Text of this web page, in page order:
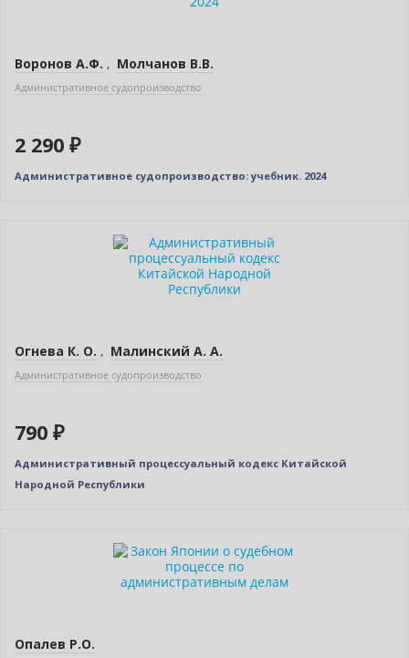
Воронов А.Ф. , Молчанов В.В.
Административное судопроизводство
2 290 ₽
Административное судопроизводство: учебник. 2024
Огнева К. О. , Малинский А. А.
Административное судопроизводство
790 ₽
Административный процессуальный кодекс Китайской
Народной Республики
Опалев Р.О.